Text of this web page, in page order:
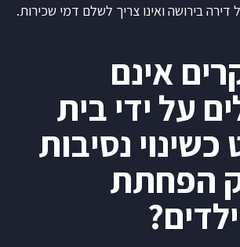
דירה בירושה ואינו צריך לשלם דמי שכירות.
אינם
על ידי בית
נסיבות
הפחתת